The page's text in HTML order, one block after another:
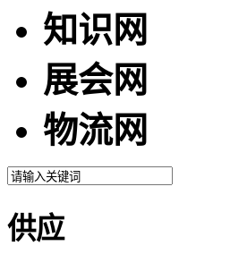
知识网
展会网
物流网
供应